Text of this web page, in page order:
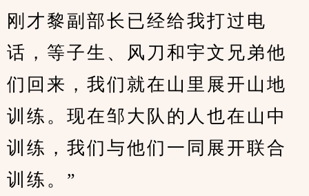
刚才黎副部长已经给我打过电
话，等子生、风刀和宇文兄弟他
们回来，我们就在山里展开山地
训练。现在邹大队的人也在山中
训练，我们与他们一同展开联合
训练。”